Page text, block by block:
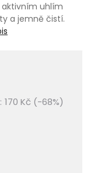
aktivním uhlím
a jemně čistí.
170 Kč (-68%)